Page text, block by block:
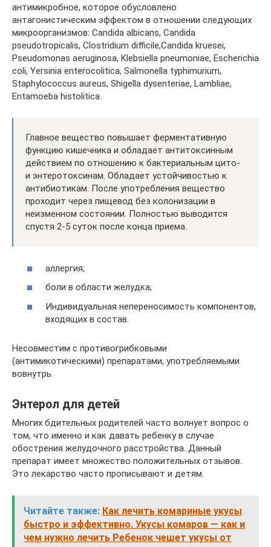
антимикробное, которое обусловлено
антагонистическим эффектом в отношении следующих
микроорганизмов: Candida albicans, Candida
pseudotropicalis, Clostridium difficile,Candida kruesei,
Pseudomоnas aeruginosa, Klebsiella pneumoniae, Escherichia
coli, Yersinia enterocolitica, Salmonella typhimurium,
Staphylococcus aureus, Shigella dysenteriae, Lambliae,
Entamoeba histolitica.
Главное вещество повышает ферментативную
функцию кишечника и обладает антитоксинным
действием по отношению к бактериальным цито-
и энтеротоксинам. Обладает устойчивостью к
антибиотикам. После употребления вещество
проходит через пищевод без колонизации в
неизменном состоянии. Полностью выводится
спустя 2-5 суток после конца приема.
аллергия;
боли в области желудка;
Индивидуальная непереносимость компонентов,
входящих в состав.
Несовместим с противогрибковыми
(антимикотическими) препаратами, употребляемыми
вовнутрь.
Энтерол для детей
Многих бдительных родителей часто волнует вопрос о
том, что именно и как давать ребенку в случае
обострения желудочного расстройства. Данный
препарат имеет множество положительных отзывов.
Это лекарство часто прописывают и детям.
Читайте также: Как лечить комариные укусы
быстро и эффективно. Укусы комаров — как и
чем нужно лечить Ребенок чешет укусы от